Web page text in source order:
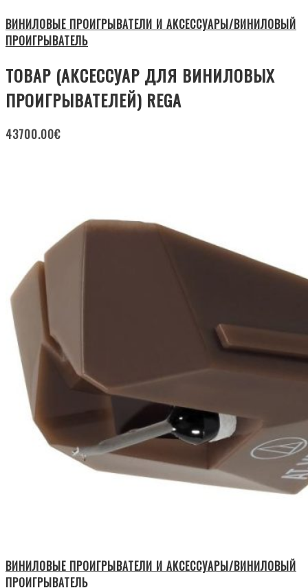
ВИНИЛОВЫЕ ПРОИГРЫВАТЕЛИ И АКСЕССУАРЫ/ВИНИЛОВЫЙ
ПРОИГРЫВАТЕЛЬ
ТОВАР (АКСЕССУАР ДЛЯ ВИНИЛОВЫХ
ПРОИГРЫВАТЕЛЕЙ) REGA
43700.00€
ВИНИЛОВЫЕ ПРОИГРЫВАТЕЛИ И АКСЕССУАРЫ/ВИНИЛОВЫЙ
ПРОИГРЫВАТЕЛЬ